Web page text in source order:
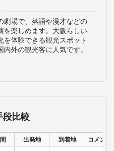
劇場で、落語や漫才などの
を楽しめます。大阪らしい
を体験できる観光スポット
内外の観光客に人気です。
段比較
出発地 到着地 コメント